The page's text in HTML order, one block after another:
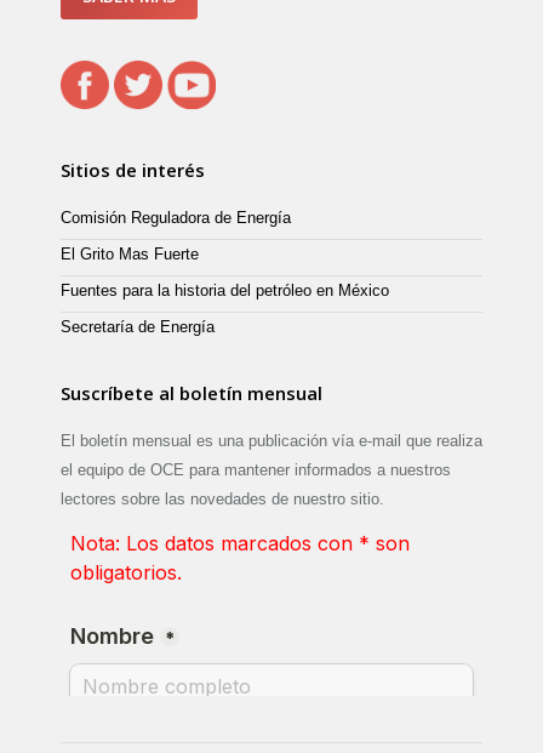
Sitios de interés
Comisión Reguladora de Energía
El Grito Mas Fuerte
Fuentes para la historia del petróleo en México
Secretaría de Energía
Suscríbete al boletín mensual
El boletín mensual es una publicación vía e-mail que realiza
el equipo de OCE para mantener informados a nuestros
lectores sobre las novedades de nuestro sitio.